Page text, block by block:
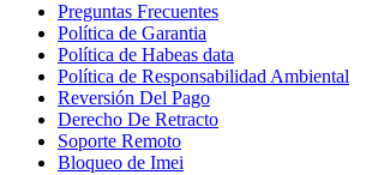
Preguntas Frecuentes
Política de Garantia
Política de Habeas data
Política de Responsabilidad Ambiental
Reversión Del Pago
Derecho De Retracto
Soporte Remoto
Bloqueo de Imei